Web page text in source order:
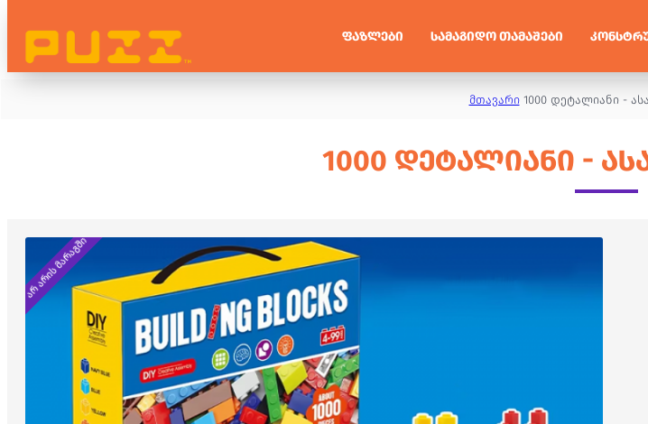
ᲤᲐᲖᲚᲔᲑᲘ ᲡᲐᲛᲐᲒᲘᲓᲝ ᲗᲐᲛᲐᲨᲔᲑᲘ
მთავარი 1000 დეტალიანი -
1000 ᲓᲔᲢᲐᲚᲘᲐᲜᲘ -
არ არის მარაგში